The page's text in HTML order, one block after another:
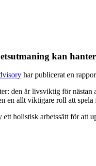
kan
har publicerat en
den är livsviktig för
en allt viktigare roll att
holistisk arbetssätt för att